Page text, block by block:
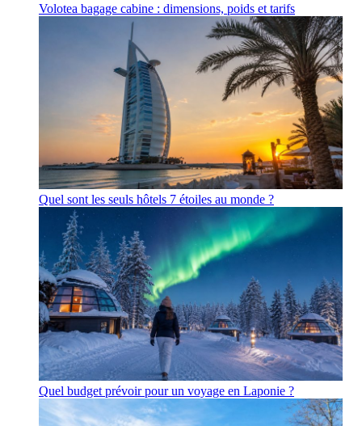
Volotea bagage cabine : dimensions, poids et tarifs
Quel sont les seuls hôtels 7 étoiles au monde ?
Quel budget prévoir pour un voyage en Laponie ?